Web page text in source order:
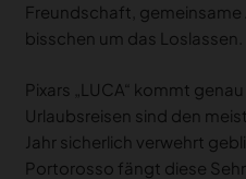
Freundschaft, gemeinsame
bisschen um das Loslassen.
Pixars „LUCA“ kommt
Urlaubsreisen sind den
Jahr sicherlich verwehrt
Portorosso fängt diese